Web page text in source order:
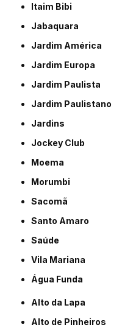
Itaim Bibi
Jabaquara
Jardim América
Jardim Europa
Jardim Paulista
Jardim Paulistano
Jardins
Jockey Club
Moema
Morumbi
Sacomã
Santo Amaro
Saúde
Vila Mariana
Água Funda
Alto da Lapa
Alto de Pinheiros